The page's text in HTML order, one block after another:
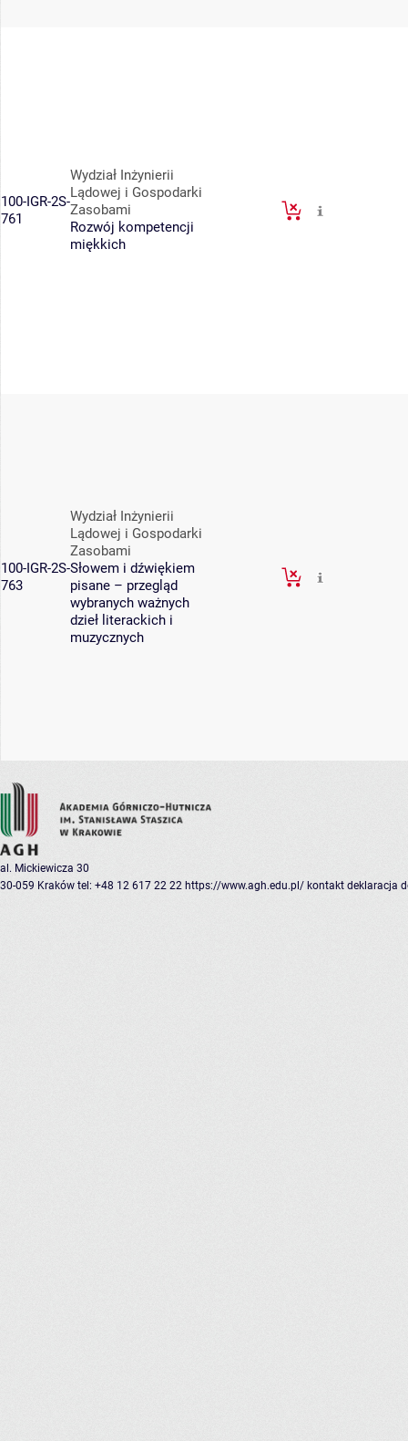
100-IGR-2S-
761
Wydział Inżynierii
Lądowej i Gospodarki
Zasobami
Rozwój kompetencji
miękkich
100-IGR-2S-
763
Wydział Inżynierii
Lądowej i Gospodarki
Zasobami
Słowem i dźwiękiem
pisane – przegląd
wybranych ważnych
dzieł literackich i
muzycznych
al. Mickiewicza 30
30-059 Kraków tel: +48 12 617 22 22 https://www.agh.edu.pl/ kontakt deklaracja